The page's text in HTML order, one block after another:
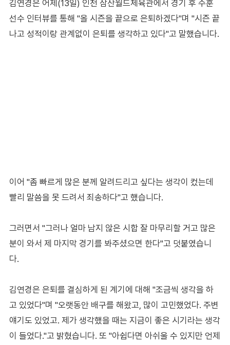
김연경은 어제(13일) 인천 삼산월드체육관에서 경기 후 수훈
선수 인터뷰를 통해 "올 시즌을 끝으로 은퇴하겠다"며 "시즌 끝
나고 성적이랑 관계없이 은퇴를 생각하고 있다"고 말했습니다.
이어 "좀 빠르게 많은 분께 알려드리고 싶다는 생각이 컸는데
빨리 말씀을 못 드려서 죄송하다"고 했습니다.
그러면서 "그러나 얼마 남지 않은 시합 잘 마무리할 거고 많은
분이 와서 제 마지막 경기를 봐주셨으면 한다"고 덧붙였습니
다.
김연경은 은퇴를 결심하게 된 계기에 대해 "조금씩 생각을 하
고 있었다"며 "오랫동안 배구를 해왔고, 많이 고민했었다. 주변
얘기도 있었고. 제가 생각했을 때는 지금이 좋은 시기라는 생각
이 들었다."고 밝혔습니다. 또 "아쉽다면 아쉬울 수 있지만 언제